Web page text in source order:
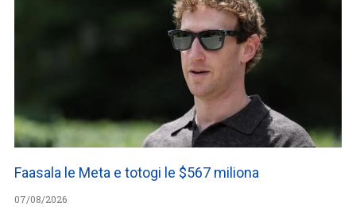
Faasala le Meta e totogi le $567 miliona
07/08/2026